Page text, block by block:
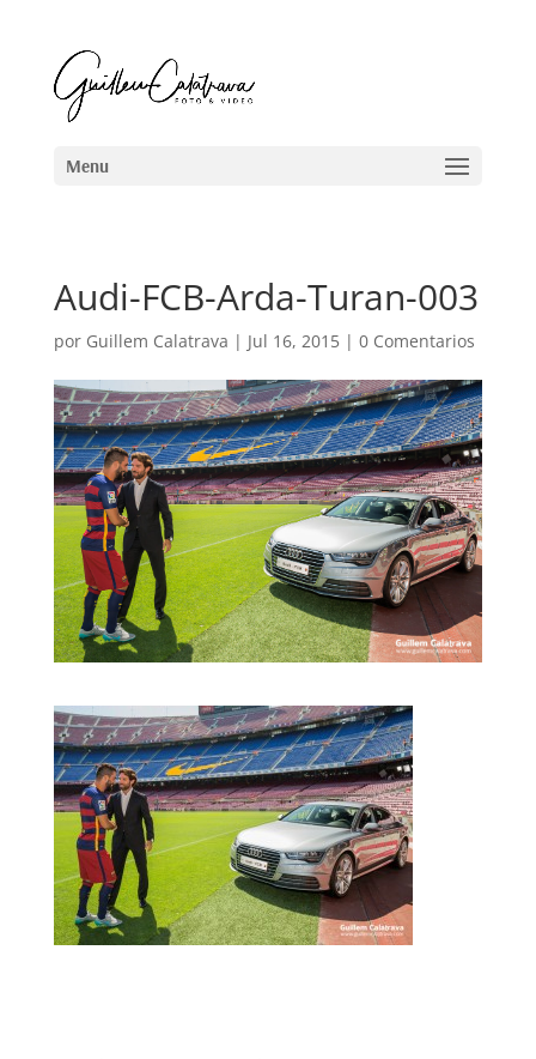
Audi-FCB-Arda-Turan-003
por Guillem Calatrava | Jul 16, 2015| 0 Comentarios